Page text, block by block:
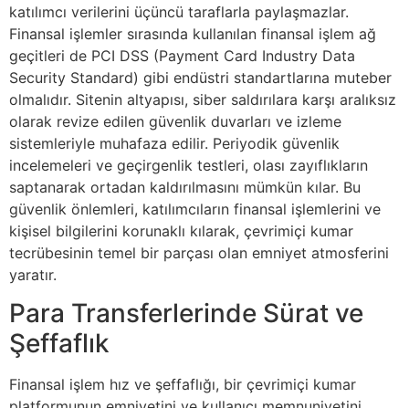
katılımcı verilerini üçüncü taraflarla paylaşmazlar.
Finansal işlemler sırasında kullanılan finansal işlem ağ
geçitleri de PCI DSS (Payment Card Industry Data
Security Standard) gibi endüstri standartlarına muteber
olmalıdır. Sitenin altyapısı, siber saldırılara karşı aralıksız
olarak revize edilen güvenlik duvarları ve izleme
sistemleriyle muhafaza edilir. Periyodik güvenlik
incelemeleri ve geçirgenlik testleri, olası zayıflıkların
saptanarak ortadan kaldırılmasını mümkün kılar. Bu
güvenlik önlemleri, katılımcıların finansal işlemlerini ve
kişisel bilgilerini korunaklı kılarak, çevrimiçi kumar
tecrübesinin temel bir parçası olan emniyet atmosferini
yaratır.
Para Transferlerinde Sürat ve
Şeffaflık
Finansal işlem hız ve şeffaflığı, bir çevrimiçi kumar